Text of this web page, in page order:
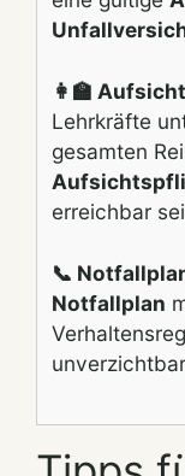
👩‍🏫
Lehrkräfte
gesamten
erreichbar
📞
Notfallplan